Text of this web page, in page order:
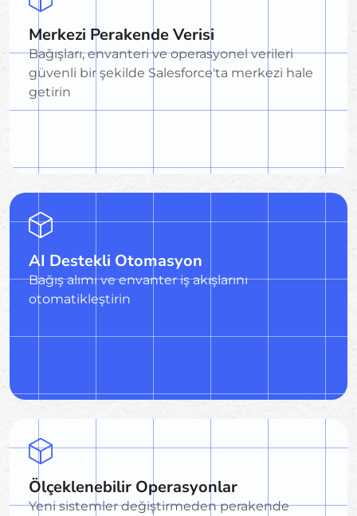
Merkezi Perakende Verisi
Bağışları, envanteri ve operasyonel verileri
güvenli bir şekilde Salesforce'ta merkezi hale
getirin
AI Destekli Otomasyon
Bağış alımı ve envanter iş akışlarını
otomatikleştirin
Ölçeklenebilir Operasyonlar
Yeni sistemler değiştirmeden perakende